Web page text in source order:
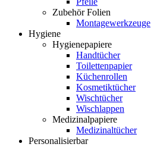
Zubehör Folien
Montagewerkzeuge
Hygiene
Hygienepapiere
Handtücher
Toilettenpapier
Küchenrollen
Kosmetiktücher
Wischtücher
Wischlappen
Medizinalpapiere
Medizinaltücher
Personalisierbar